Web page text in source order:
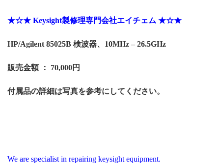
★☆★ Keysight製修理専門会社エイチェム ★☆★
HP/Agilent 85025B 検波器、10MHz – 26.5GHz
販売金額 ： 70,000円
付属品の詳細は写真を参考にしてください。
We are specialist in repairing keysight equipment.